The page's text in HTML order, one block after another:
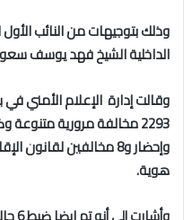
وذلك بتوجيهات من النائب
الداخلية الشيخ فهد يوسف
وقالت إدارة الإعلام الأمني
وإحضار و8 مخالفين
هوية.